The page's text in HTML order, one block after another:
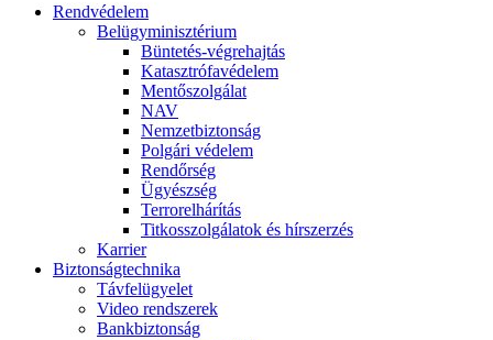
Rendvédelem
Belügyminisztérium
Büntetés-végrehajtás
Katasztrófavédelem
Mentőszolgálat
NAV
Nemzetbiztonság
Polgári védelem
Rendőrség
Ügyészség
Terrorelhárítás
Titkosszolgálatok és hírszerzés
Karrier
Biztonságtechnika
Távfelügyelet
Video rendszerek
Bankbiztonság